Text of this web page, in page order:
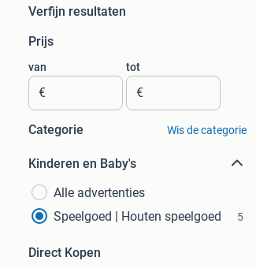
Verfijn resultaten
Prijs
van
€
tot
€
Categorie Wis de categorie
Kinderen en Baby's
Alle advertenties
Speelgoed | Houten speelgoed
5
Direct Kopen